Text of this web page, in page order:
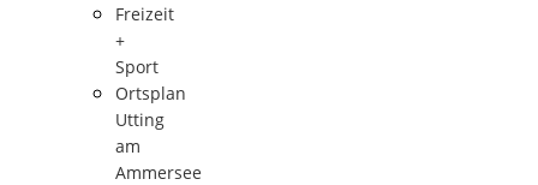
Freizeit
+
Sport
Ortsplan
Utting
am
Ammersee